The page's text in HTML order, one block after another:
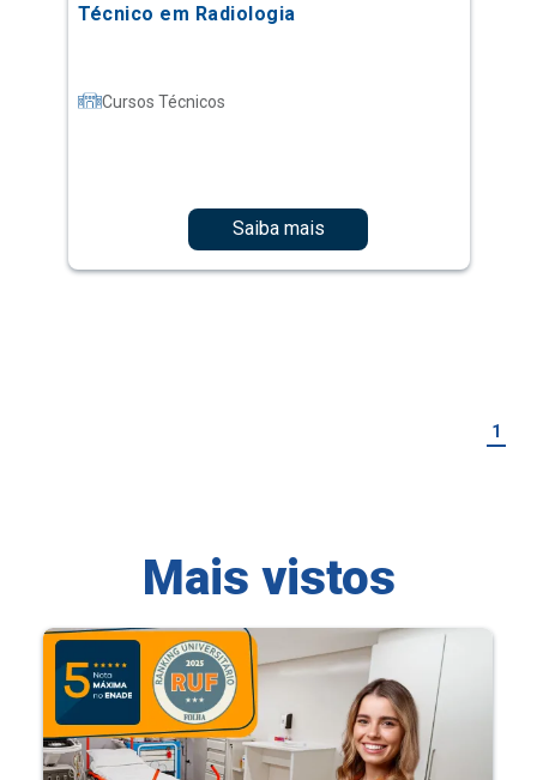
Técnico em Radiologia
Cursos Técnicos
Saiba mais
1
Mais vistos